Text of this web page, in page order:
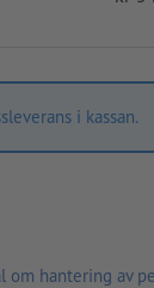
i kassan.
om hantering av